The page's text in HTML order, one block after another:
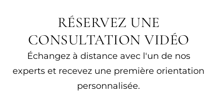
RÉSERVEZ UNE
CONSULTATION VIDÉO
Échangez à distance avec l'un de nos
experts et recevez une première orientation
personnalisée.